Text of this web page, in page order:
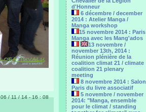
d'Honneur
6 décembre / december
2014 : Atelier Manga /
Manga workshop
15 novembre 2014 : Paris
Manga avec les Mang'ados
13 novembre /
november 13th, 2014 :
Réunion plénière de la
coalition climat 21 / climate
coalition 21 plenary
meeting
8 novembre 2014 : Salon
Paris du livre associatif
5 novembre / november
2014: "Manga, ensemble
pour le climat / standing
06 / 11 / 14 - 16 : 08